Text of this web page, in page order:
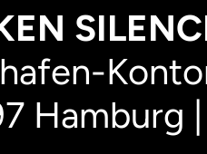
Hamburg